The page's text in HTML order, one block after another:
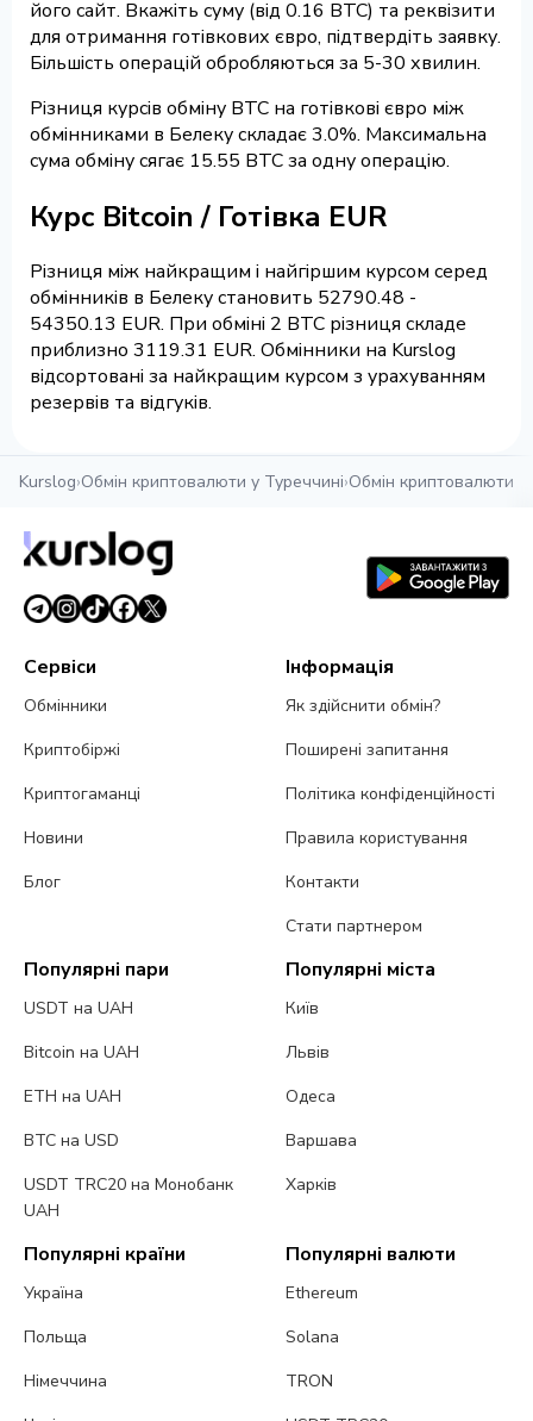
його сайт. Вкажіть суму (від 0.16 BTC) та реквізити
для отримання готівкових євро, підтвердіть заявку.
Більшість операцій обробляються за 5-30 хвилин.
Різниця курсів обміну BTC на готівкові євро між
обмінниками в Белеку складає 3.0%. Максимальна
сума обміну сягає 15.55 BTC за одну операцію.
Курс Bitcoin / Готівка EUR
Різниця між найкращим і найгіршим курсом серед
обмінників в Белеку становить 52790.48 -
54350.13 EUR. При обміні 2 BTC різниця складе
приблизно 3119.31 EUR. Обмінники на Kurslog
відсортовані за найкращим курсом з урахуванням
резервів та відгуків.
Kurslog›Обмін криптовалюти у Туреччині›Обмін криптовалюти в
Сервіси
Обмінники
Криптобіржі
Криптогаманці
Новини
Блог
Інформація
Як здійснити обмін?
Поширені запитання
Політика конфіденційності
Правила користування
Контакти
Стати партнером
Популярні пари
USDT на UAH
Bitcoin на UAH
ETH на UAH
BTC на USD
USDT TRC20 на Монобанк
UAH
Популярні міста
Київ
Львів
Одеса
Варшава
Харків
Популярні країни
Україна
Польща
Німеччина
Популярні валюти
Ethereum
Solana
TRON